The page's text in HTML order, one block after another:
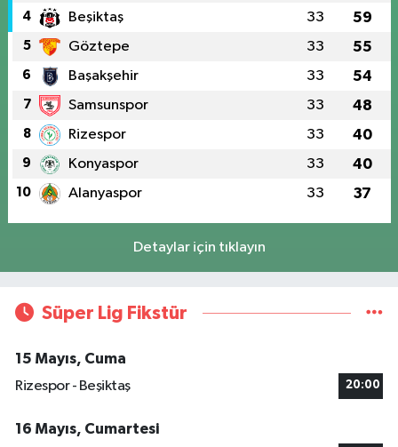
4 Beşiktaş 33 59
5 Göztepe 33 55
6 Başakşehir 33 54
7 Samsunspor 33 48
8 Rizespor 33 40
9 Konyaspor 33 40
10 Alanyaspor 33 37
Detaylar için tıklayın
Süper Lig Fikstür
15 Mayıs, Cuma
Rizespor - Beşiktaş
20:00
16 Mayıs, Cumartesi